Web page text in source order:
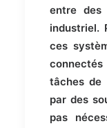
entre des
industriel.
ces
tâches de
par des
pas